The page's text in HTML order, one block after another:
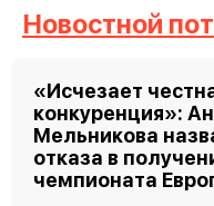
Новостной
«Исчезает
конкуренция»:
Мельникова
отказа в
чемпионата